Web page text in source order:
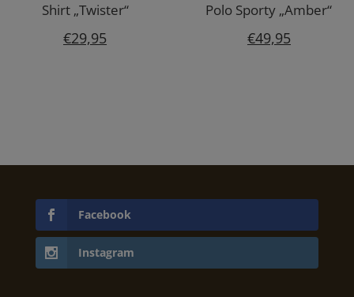
Shirt „Twister“
€29,95
Polo Sporty „Amber“
€49,95
Facebook
Instagram